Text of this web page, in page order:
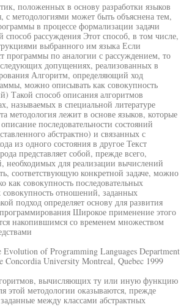
положенных в основу разработки языков
с методологиями может быть объяснена тем,
в процессе формализации задачи
способ рассуждения Этот способ, в том числе,
выбранного им языка Если
программы по аналогии с рассуждением, то
допущениях, реализованных в
Алгоритм, определяющий ход
можно описывать как совокупность
Такой способ описания алгоритмов
называемых в специальной литературе
методология лежит в основе языков, которые
последовательности состояний
абстрактно) и связанных с
из одного состояния в другое Текст
представляет собой, прежде всего,
необходимых для реализации вычислений
соответствующую конкретной задаче, можно
как совокупность последовательных
отношений, заданных
подход определяет основу для развития
Широкое применение этого
накопившимся со временем множеством
of Programming Languages Department
Concordia University Montreal, Quebec 1999
вычисляющих ту или иную функцию
этой методологии оказываются, прежде
между классами абстрактных